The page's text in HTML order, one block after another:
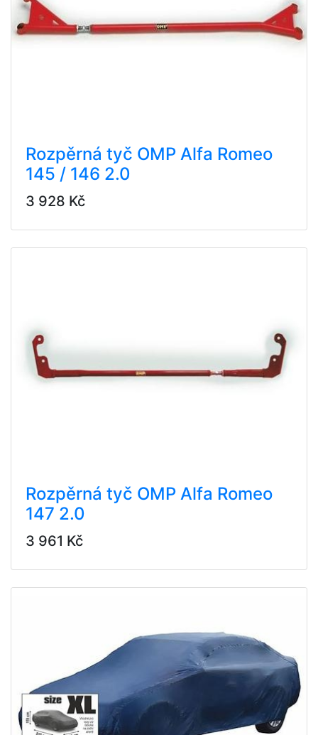
Rozpěrná tyč OMP Alfa Romeo
145 / 146 2.0
3 928 Kč
Rozpěrná tyč OMP Alfa Romeo
147 2.0
3 961 Kč